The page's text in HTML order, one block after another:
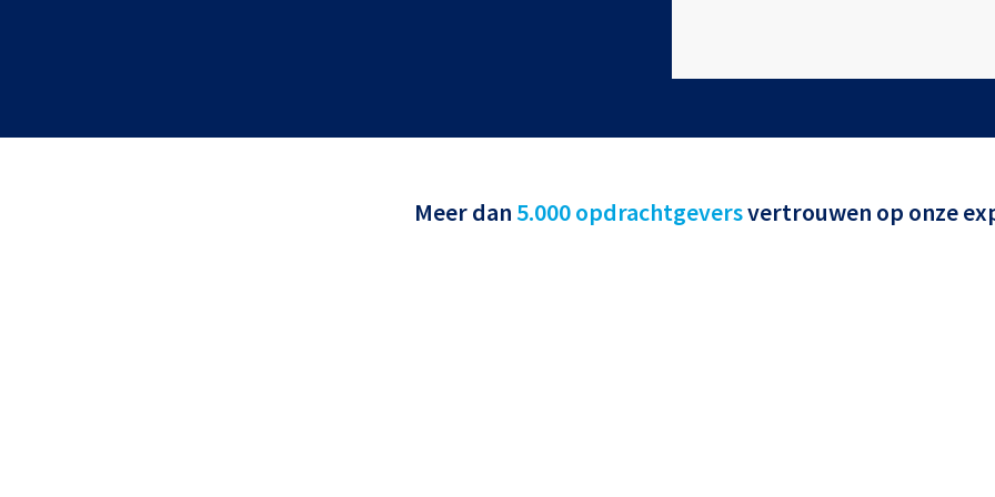
Meer dan 5.000 opdrachtgeversvertrouwen op onze